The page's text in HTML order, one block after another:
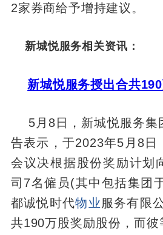
2家券商给予增持建议。
新城悦服务相关资讯：
新城悦服务授出合共
5月8日，新城悦服务集
告表示，于2023年5月8日
会议决根据股份奖励计划
司7名僱员(其中包括集团
都诚悦时代物业服务有限
共190万股奖励股份，而彼